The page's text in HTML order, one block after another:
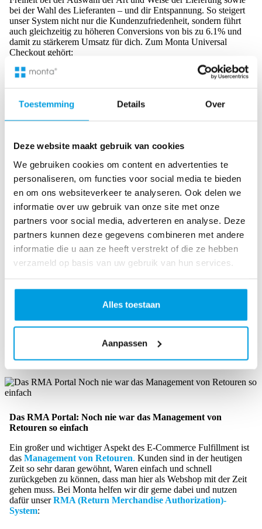
Toestemming Details Over
Deze website maakt gebruik van cookies
We gebruiken cookies om content en advertenties te
personaliseren, om functies voor social media te bieden
en om ons websiteverkeer te analyseren. Ook delen we
informatie over uw gebruik van onze site met onze
partners voor social media, adverteren en analyse. Deze
partners kunnen deze gegevens combineren met andere
informatie die u aan ze heeft verstrekt of die ze hebben
verzameld op basis van uw gebruik van hun services.
Alles toestaan
Aanpassen
bei der Wahl des Lieferanten – und dir Entspannung. So steigert
unser System nicht nur die Kundenzufriedenheit, sondern führt
auch gleichzeitig zu höheren Conversions von bis zu 6.1% und
damit zu stärkerem Umsatz für dich. Zum Monta Universal
Checkout gehört:
Du und deine Kunden können aus einer großen Auswahl
Budbeeund mehr. Bei DHL arbeiten wir mit DHL
Packstationen, an denen deine Kunden deutschlandweit ganz
Lieferung Abends, Sonntags oder einfach per
Wunschtermin: Als das kannst du deinen Kunden bei einer
Zusammenarbeit mit Monta anbieten. Durch unseren
Universal Checkout haben deine Kunden maximale Freiheit,
wann sie ihr Paket empfangen wollen.
Lege Preise pro Land und Zusteller fest (oder wähle
kostenlose Lieferung).
Weltweiter Versand: Monta hat ein Netzwerk von
mittlerweile etwa20 verschiedenen Transportunternehmen, mit
Optionen pro Land. Wir arbeiten auch mit mehreren
Transportunternehmen bis hin zu Fahrradkurieren.
Plattformen wieShopify,Lightspeed,Magento 2,
All dies hilft dir nicht nur dabei, deinen Kunden maximale
Flexibilität und Freiheit anzubieten, sondern stärkt dein
Markenbild als umfangreicher mittelgroßer Webshop!
Das RMA Portal: Noch nie war das Management von
Retouren so einfach
Ein großer und wichtiger Aspekt des E-Commerce Fulfillment ist
das Management von Retouren. Kunden sind in der heutigen
Zeit so sehr daran gewöhnt, Waren einfach und schnell
zurückgeben zu können, dass man hier als Webshop mit der Zeit
gehen muss. Bei Monta helfen wir dir gerne dabei und nutzen
dafür unserRMA (Return Merchandise Authorization)-
System: